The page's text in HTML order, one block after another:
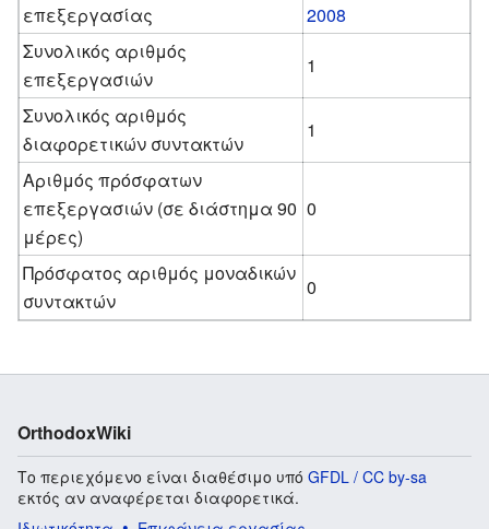
επεξεργασίας
2008
Συνολικός αριθμός
επεξεργασιών
1
Συνολικός αριθμός
διαφορετικών συντακτών
1
Αριθμός πρόσφατων
επεξεργασιών (σε διάστημα 90
μέρες)
0
Πρόσφατος αριθμός μοναδικών
συντακτών
0
OrthodoxWiki
Το περιεχόμενο είναι διαθέσιμο υπό GFDL / CC by-sa
εκτός αν αναφέρεται διαφορετικά.